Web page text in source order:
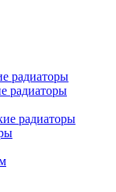
радиаторы
радиаторы
радиаторы